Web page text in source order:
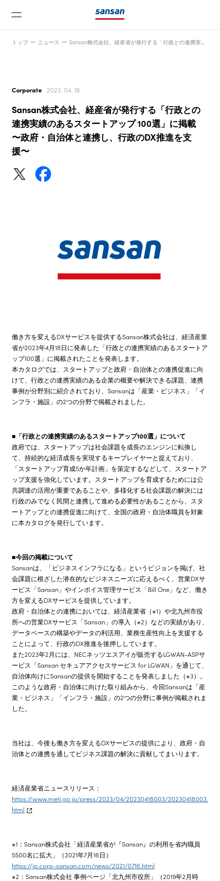
ニュース
サービス
テクノロジー
株主・投資家情報
サステナビリティ
トップ ニュース
Corporate 2023. 04. 18
Sansan株式会社、経産省が発行する「行政との
連携実績のあるスタートアップ 100選」に掲載
〜政府・自治体と連携し、行政のDX推進を支
援〜
働き方を変えるDXサービスを提供するSansan株式会社は、経済産業
省が2023年4月18日に発表した「行政との連携実績のあるスタートア
ップ100選」に掲載されたことを発表します。
本カタログでは、スタートアップと政府・自治体との連携促進に向
けて、行政との連携実績のある企業の概要や解決できる課題、連携
事例が分野別に紹介されており、Sansanは「産業・ビジネス」「イ
ンフラ・施設」の2つの分野で掲載されました。
■「行政との連携実績のあるスタートアップ100選」について
政府では、スタートアップは社会課題を成長のエンジンに転換し
て、持続的な経済成長を実現するキープレイヤーと捉えており、
「スタートアップ育成5か年計画」を策定するなどして、スタートア
ップ支援を強化しています。スタートアップを育成するためには公
共調達の活用が重要であることや、多様化する社会課題の解決には
行政のみでなく民間と連携して進める必要性があることから、スタ
ートアップとの連携促進に向けて、全国の政府・自治体職員を対象
に本カタログを発行しています。
■今回の掲載について
Sansanは、「ビジネスインフラになる」というビジョンを掲げ、社
会課題に根ざした潜在的なビジネスニーズに応えるべく、営業DXサ
ービス「Sansan」やインボイス管理サービス「Bill One」など、働き
方を変えるDXサービスを提供しています。
政府・自治体との連携においては、経済産業省（※1）や北九州市役
所への営業DXサービス「Sansan」の導入（※2）などの実績があり、
データベースの構築やデータの利活用、業務生産性向上を支援する
ことによって、行政のDX推進を後押ししています。
また2023年2月には、NECネッツエスアイが販売するLGWAN-ASPサ
ービス「Sansan セキュアアクセスサービス for LGWAN」を通じて、
自治体向けにSansanの提供を開始することを発表しました（※3）。
このような政府・自治体に向けた取り組みから、今回Sansanは「産
業・ビジネス」「インフラ・施設」の2つの分野に事例が掲載されま
した。
当社は、今後も働き方を変えるDXサービスの提供により、政府・自
治体との連携を通してビジネス課題の解決に貢献してまいります。
経済産業省ニュースリリース：
https://www.meti.go.jp/press/2023/04/20230418003/20230418003.
html
※1：Sansan株式会社「経済産業省が『Sansan』の利用を省内職員
5500名に拡大」（2021年7月16日）
https://jp.corp-sansan.com/news/2021/0716.html
※2：Sansan株式会社 事例ページ「北九州市役所」（2019年2月時